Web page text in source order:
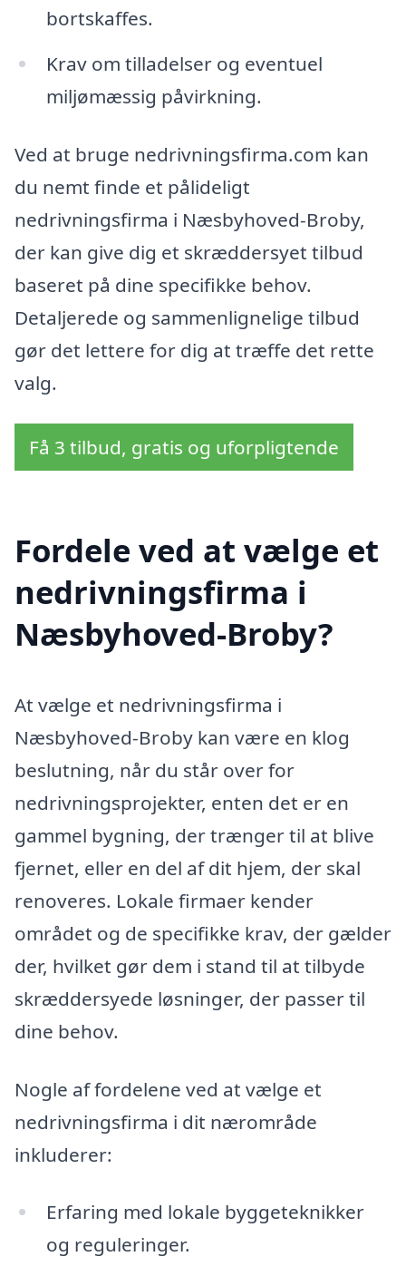
bortskaffes.
Krav om tilladelser og eventuel
miljømæssig påvirkning.
Ved at bruge nedrivningsfirma.com kan
du nemt finde et pålideligt
nedrivningsfirma i Næsbyhoved-Broby,
der kan give dig et skræddersyet tilbud
baseret på dine specifikke behov.
Detaljerede og sammenlignelige tilbud
gør det lettere for dig at træffe det rette
valg.
Få 3 tilbud, gratis og uforpligtende
Fordele ved at vælge et
nedrivningsfirma i
Næsbyhoved-Broby?
At vælge et nedrivningsfirma i
Næsbyhoved-Broby kan være en klog
beslutning, når du står over for
nedrivningsprojekter, enten det er en
gammel bygning, der trænger til at blive
fjernet, eller en del af dit hjem, der skal
renoveres. Lokale firmaer kender
området og de specifikke krav, der gælder
der, hvilket gør dem i stand til at tilbyde
skræddersyede løsninger, der passer til
dine behov.
Nogle af fordelene ved at vælge et
nedrivningsfirma i dit nærområde
inkluderer:
Erfaring med lokale byggeteknikker
og reguleringer.